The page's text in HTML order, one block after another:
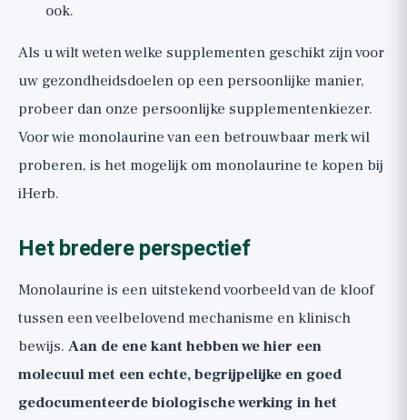
ook.
Als u wilt weten welke supplementen geschikt zijn voor
uw gezondheidsdoelen op een persoonlijke manier,
probeer dan onze persoonlijke supplementenkiezer.
Voor wie monolaurine van een betrouwbaar merk wil
proberen, is het mogelijk om monolaurine te kopen bij
iHerb.
Het bredere perspectief
Monolaurine is een uitstekend voorbeeld van de kloof
tussen een veelbelovend mechanisme en klinisch
bewijs. Aan de ene kant hebben we hier een
molecuul met een echte, begrijpelijke en goed
gedocumenteerde biologische werking in het